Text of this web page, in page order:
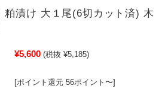
粕漬け 大１尾(6切カット済) 木
¥5,600 (税抜 ¥5,185)
[ポイント還元 56ポイント〜]